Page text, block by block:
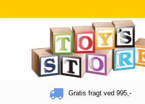
Gratis fragt ved 995,-